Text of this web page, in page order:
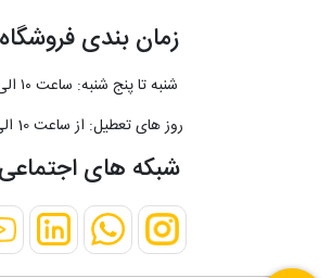
زمان بندی فروشگاه
شنبه تا پنج شنبه: ساعت ۱۰ الی ۲۱
روز های تعطیل: از ساعت 10 الی 18
شبکه های اجتماعی